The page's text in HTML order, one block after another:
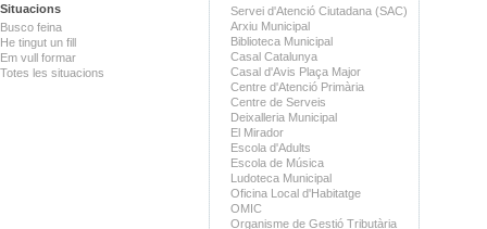
Situacions
Busco feina
He tingut un fill
Em vull formar
Totes les situacions
Servei d'Atenció Ciutadana (SAC)
Arxiu Municipal
Biblioteca Municipal
Casal Catalunya
Casal d'Avis Plaça Major
Centre d'Atenció Primària
Centre de Serveis
Deixalleria Municipal
El Mirador
Escola d'Adults
Escola de Música
Ludoteca Municipal
Oficina Local d'Habitatge
OMIC
Organisme de Gestió Tributària